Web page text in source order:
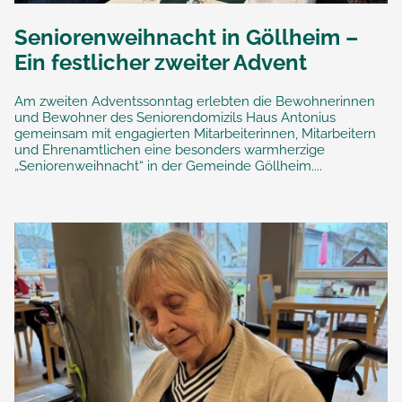
Seniorenweihnacht in Göllheim –
Ein festlicher zweiter Advent
Am zweiten Adventssonntag erlebten die Bewohnerinnen
und Bewohner des Seniorendomizils Haus Antonius
gemeinsam mit engagierten Mitarbeiterinnen, Mitarbeitern
und Ehrenamtlichen eine besonders warmherzige
„Seniorenweihnacht“ in der Gemeinde Göllheim....